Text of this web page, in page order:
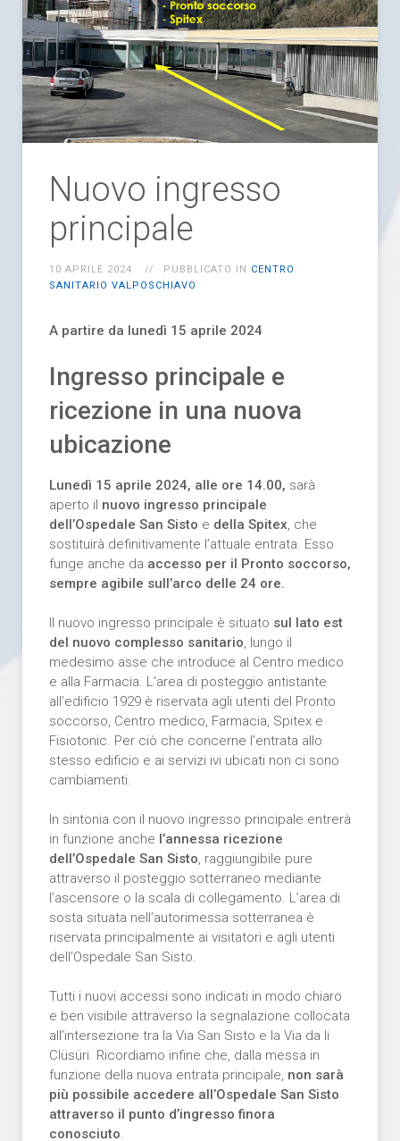
Nuovo ingresso
principale
10 APRILE 2024 PUBBLICATO IN CENTRO
SANITARIO VALPOSCHIAVO
A partire da lunedì 15 aprile 2024
Ingresso principale e
ricezione in una nuova
ubicazione
Lunedì 15 aprile 2024, alle ore 14.00, sarà
aperto il nuovo ingresso principale
dell’Ospedale San Sisto e della Spitex, che
sostituirà definitivamente l’attuale entrata. Esso
funge anche da accesso per il Pronto soccorso,
sempre agibile sull’arco delle 24 ore.
Il nuovo ingresso principale è situato sul lato est
del nuovo complesso sanitario, lungo il
medesimo asse che introduce al Centro medico
e alla Farmacia. L’area di posteggio antistante
all’edificio 1929 è riservata agli utenti del Pronto
soccorso, Centro medico, Farmacia, Spitex e
Fisiotonic. Per ciò che concerne l’entrata allo
stesso edificio e ai servizi ivi ubicati non ci sono
cambiamenti.
In sintonia con il nuovo ingresso principale entrerà
in funzione anche l’annessa ricezione
dell’Ospedale San Sisto, raggiungibile pure
attraverso il posteggio sotterraneo mediante
l’ascensore o la scala di collegamento. L’area di
sosta situata nell’autorimessa sotterranea è
riservata principalmente ai visitatori e agli utenti
dell’Ospedale San Sisto.
Tutti i nuovi accessi sono indicati in modo chiaro
e ben visibile attraverso la segnalazione collocata
all’intersezione tra la Via San Sisto e la Via da li
Clüsüri. Ricordiamo infine che, dalla messa in
funzione della nuova entrata principale, non sarà
più possibile accedere all’Ospedale San Sisto
attraverso il punto d’ingresso finora
conosciuto.